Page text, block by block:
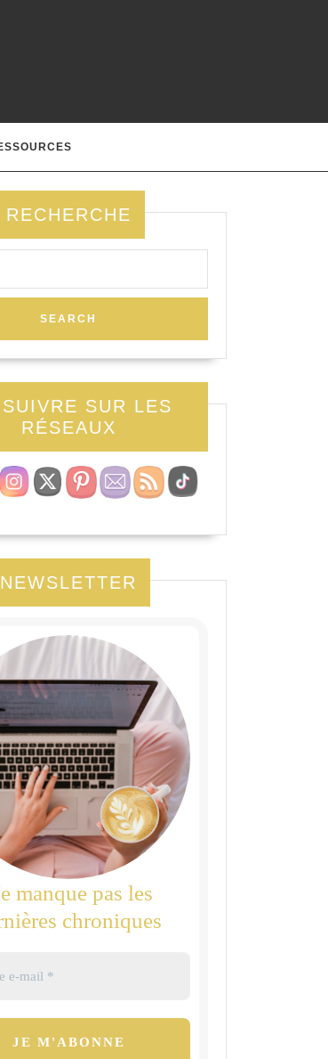
RECHERCHE
SUR LES
RÉSEAUX
NEWSLETTER
manque pas les
chroniques